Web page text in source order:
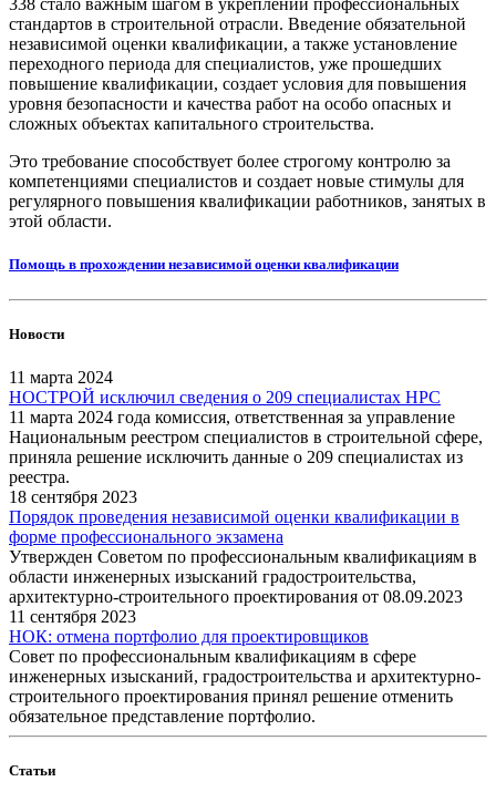
338 стало важным шагом в укреплении профессиональных
стандартов в строительной отрасли. Введение обязательной
независимой оценки квалификации, а также установление
переходного периода для специалистов, уже прошедших
повышение квалификации, создает условия для повышения
уровня безопасности и качества работ на особо опасных и
сложных объектах капитального строительства.
Это требование способствует более строгому контролю за
компетенциями специалистов и создает новые стимулы для
регулярного повышения квалификации работников, занятых в
этой области.
Помощь в прохождении независимой оценки квалификации
Новости
11 марта 2024
НОСТРОЙ исключил сведения о 209 специалистах НРС
11 марта 2024 года комиссия, ответственная за управление
Национальным реестром специалистов в строительной сфере,
приняла решение исключить данные о 209 специалистах из
реестра.
18 сентября 2023
Порядок проведения независимой оценки квалификации в
форме профессионального экзамена
Утвержден Советом по профессиональным квалификациям в
области инженерных изысканий градостроительства,
архитектурно-строительного проектирования от 08.09.2023
11 сентября 2023
НОК: отмена портфолио для проектировщиков
Совет по профессиональным квалификациям в сфере
инженерных изысканий, градостроительства и архитектурно-
строительного проектирования принял решение отменить
обязательное представление портфолио.
Статьи